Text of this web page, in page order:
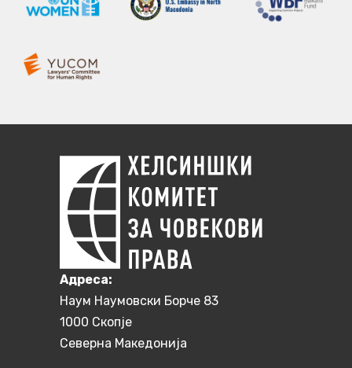
Aдреса:
Наум Наумовски Борче 83
1000 Скопје
Северна Македонија